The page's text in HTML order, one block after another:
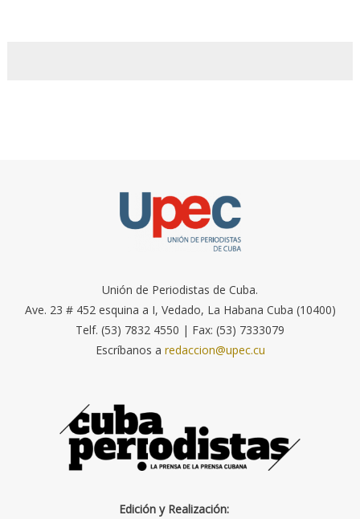
Unión de Periodistas de Cuba.
Ave. 23 # 452 esquina a I, Vedado, La Habana Cuba (10400)
Telf. (53) 7832 4550 | Fax: (53) 7333079
Escríbanos a redaccion@upec.cu
Edición y Realización: